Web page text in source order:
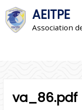
AEITPE
Association
va_86.pdf